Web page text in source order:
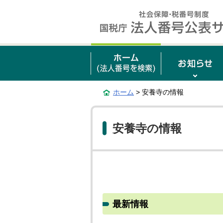
ホーム > 安養寺の情報
安養寺の情報
最新情報